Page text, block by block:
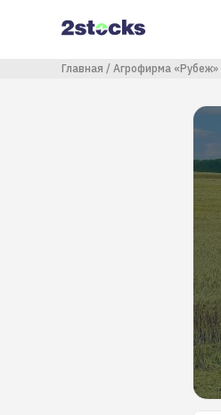
содержанию
Строка навигации
Главная Агрофирма